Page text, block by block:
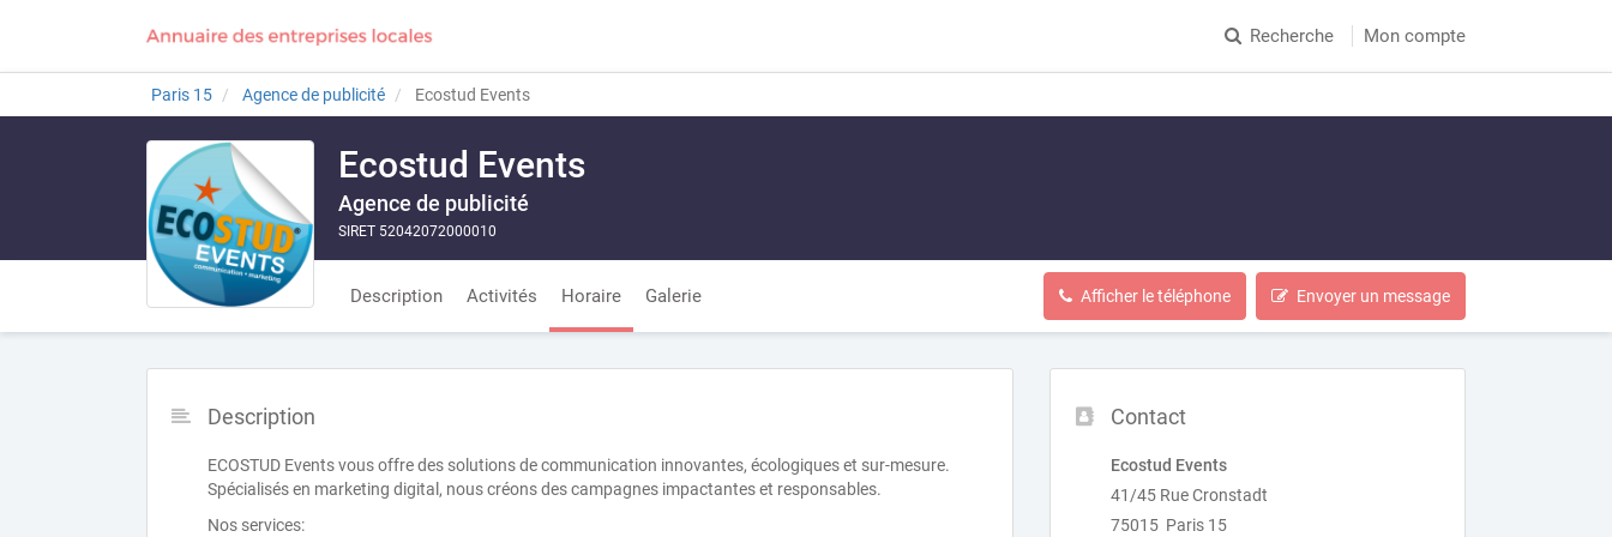
Recherche Mon compte
Paris 15 Agence de publicité Ecostud Events
Ecostud Events
Agence de publicité
SIRET 52042072000010
Description Activités Horaire Galerie Afficher le téléphone Envoyer un message
Contact
Ecostud Events
41/45 Rue Cronstadt
75015 Paris 15
Description
ECOSTUD Events vous offre des solutions de communication innovantes, écologiques et sur-mesure.
Spécialisés en marketing digital, nous créons des campagnes impactantes et responsables.
Nos services: